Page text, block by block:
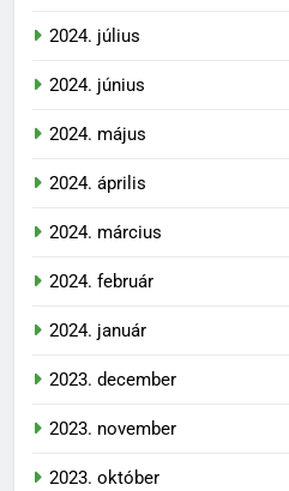
2024. július
2024. június
2024. május
2024. április
2024. március
2024. február
2024. január
2023. december
2023. november
2023. október